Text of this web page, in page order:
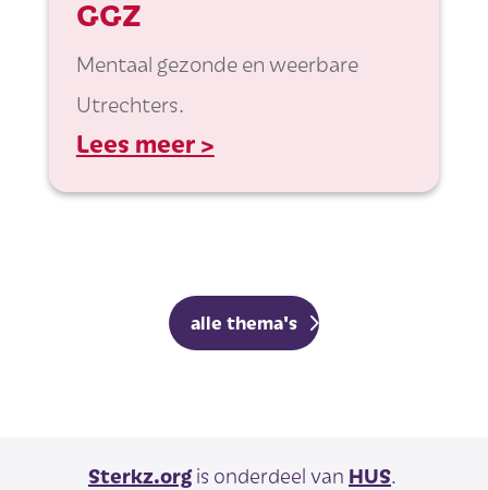
GGZ
Mentaal gezonde en weerbare
Utrechters.
Lees meer >
alle thema's
Sterkz.orgis onderdeel van HUS.